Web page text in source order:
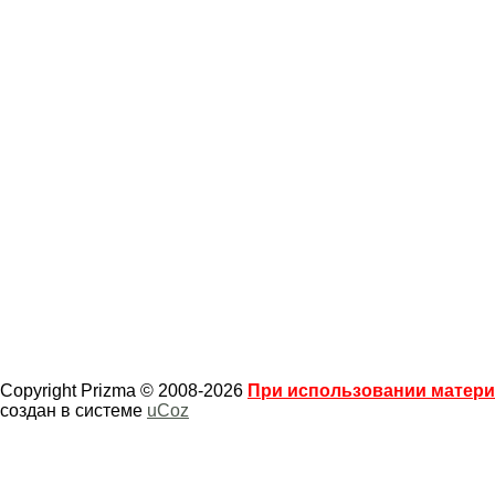
Copyright Prizma © 2008-2026 При использовании
создан в системе uCoz